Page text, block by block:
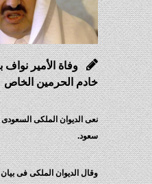
وفاة الأمير
خادم الحرمين الخاص
نعى الديوان الملكى السعودى
سعود.
وقال الديوان الملكى فى